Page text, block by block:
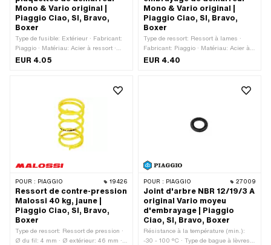
Mono & Vario original |
Piaggio Ciao, SI, Bravo,
Boxer
Type de fusible: Extérieur · Fabricant:
Piaggio · Matériau: Acier à ressort ·
Lieu d'utilisation: Embrayage ·
EUR 4.05
Mono & Vario original |
Piaggio Ciao, SI, Bravo,
Boxer
Type de ressort: Ressort à lames ·
Fabricant: Piaggio · Matériau: Acier à
ressort · Piaggio numéro OEM:
EUR 4.40
POUR : PIAGGIO 19426
Ressort de contre-pression
Malossi 40 kg, jaune |
Piaggio Ciao, SI, Bravo,
Boxer
Type de ressort: Ressort de pression ·
Ø du fil: 4 mm · Ø extérieur: 46 mm ·
POUR : PIAGGIO 27009
Joint d'arbre NBR 12/19/3 A
original Vario moyeu
d'embrayage | Piaggio
Ciao, SI, Bravo, Boxer
Résistance à la température (min.):
-30 - 100 °C · Type de bague à lèvres: